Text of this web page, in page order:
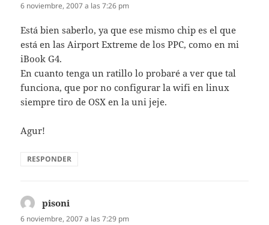
6 noviembre, 2007 a las 7:26 pm
Está bien saberlo, ya que ese mismo chip es el que
está en las Airport Extreme de los PPC, como en mi
iBook G4.
En cuanto tenga un ratillo lo probaré a ver que tal
funciona, que por no configurar la wifi en linux
siempre tiro de OSX en la uni jeje.
Agur!
RESPONDER
pisoni
6 noviembre, 2007 a las 7:29 pm